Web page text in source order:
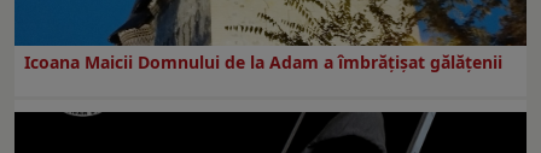
Icoana Maicii Domnului de la Adam a îmbrățișat gălățenii